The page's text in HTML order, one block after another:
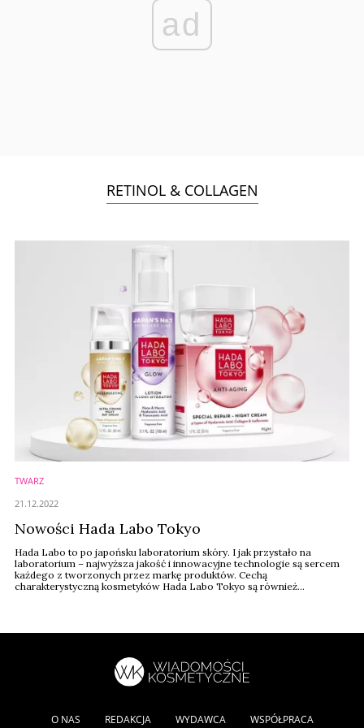
ad
RETINOL & COLLAGEN
TWARZ
Nowości Hada Labo Tokyo
Hada Labo to po japońsku laboratorium skóry. I jak przystało na
laboratorium – najwyższa jakość i innowacyjne technologie są sercem
każdego z tworzonych przez markę produktów. Cechą
charakterystyczną kosmetyków Hada Labo Tokyo są również
21.12.2022
O NAS REDAKCJA WYDAWCA WSPÓŁPRACA